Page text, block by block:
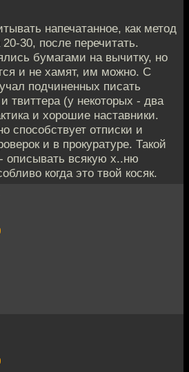
напечатанное, как метод
30, после перечитать.
бумагами на вычитку, но
и не хамят, им можно. С
подчиненных писать
твиттера (у некоторых - два
и хорошие наставники.
способствует отписки и
и в прокуратуре. Такой
описывать всякую х..ню
когда это твой косяк.